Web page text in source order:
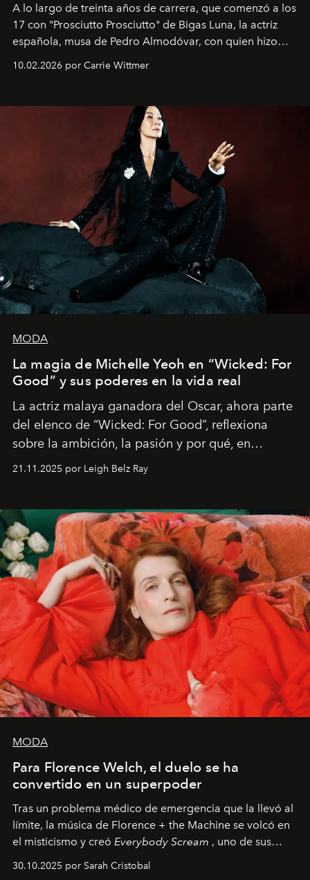
A lo largo de treinta años de carrera, que comenzó a los
17 con "Prosciutto Prosciutto" de Bigas Luna, la actriz
española, musa de Pedro Almodóvar, con quien hizo
Barcelona", ha dividido su tiempo entre Europa y
dirigida por Maggie Gyllenhaal.
10.02.2026 por Carrie Wittmer
MODA
La magia de Michelle Yeoh en “Wicked: For
Good” y sus poderes en la vida real
La actriz malaya ganadora del Oscar, ahora parte
del elenco de “Wicked: For Good”, reflexiona
sobre la ambición, la pasión y por qué, en
ocasiones, la introspección puede esperar. “Es
importa si no lo entienden’”, confiesa.
21.11.2025 por Leigh Belz Ray
MODA
Para Florence Welch, el duelo se ha
convertido en un superpoder
Tras un problema médico de emergencia que la llevó al
límite, la música de Florence + the Machine se volcó en
el misticismo y creó Everybody Scream , uno de sus
30.10.2025 por Sarah Cristobal